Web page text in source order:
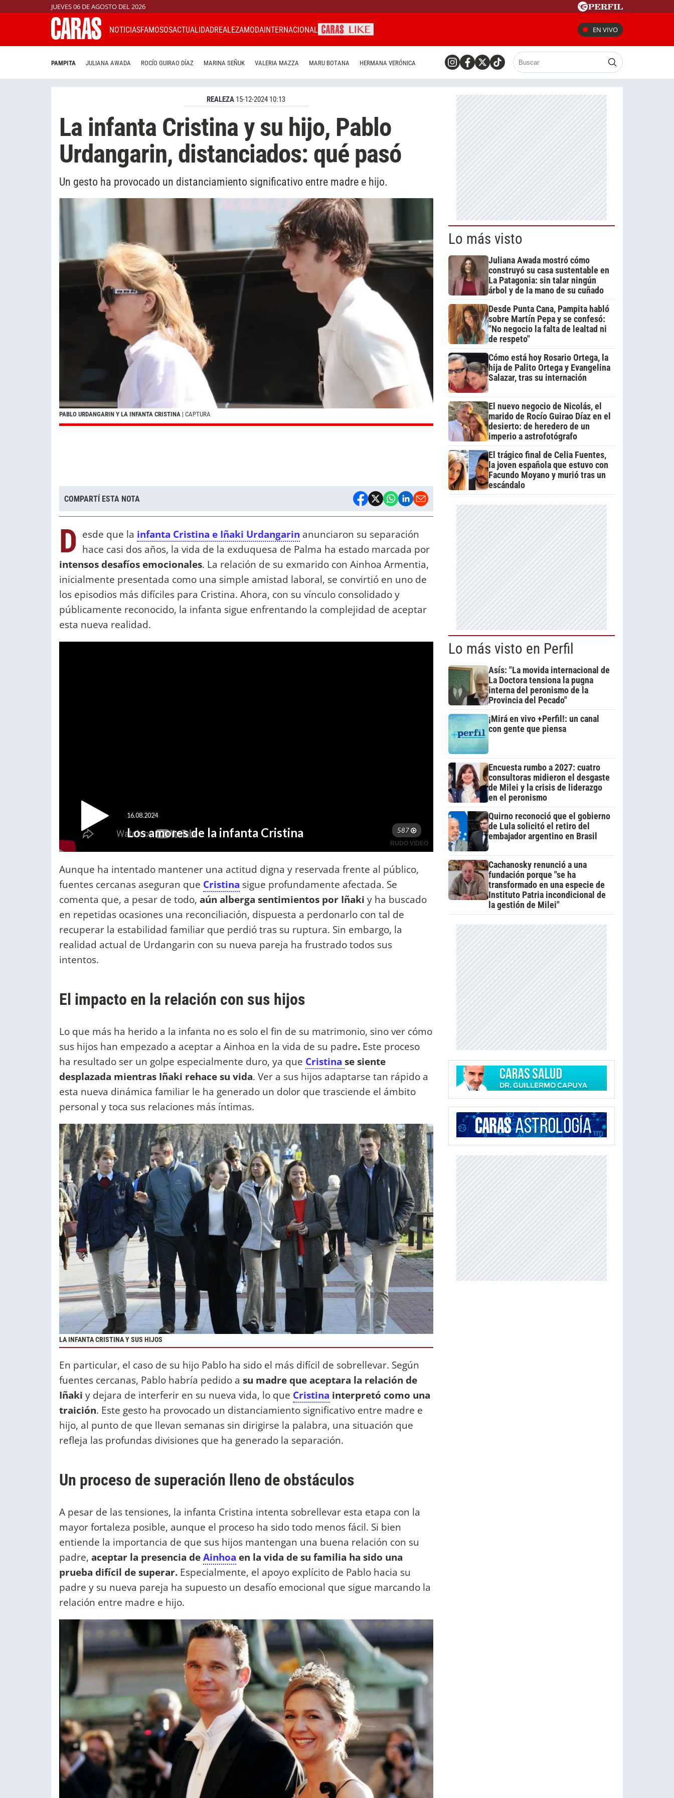
JUEVES 06 DE AGOSTO DEL 2026
NOTICIASFAMOSOSACTUALIDADREALEZAMODAINTERNACIONAL EN VIVO
PAMPITA JULIANA AWADA ROCÍO GUIRAO DÍAZ MARINA SEÑUK VALERIA MAZZA MARU BOTANA HERMANA VERÓNICA
REALEZA 15-12-2024 10:13
La infanta Cristina y su hijo, Pablo
Urdangarin, distanciados: qué pasó
Un gesto ha provocado un distanciamiento significativo entre madre e hijo.
PABLO URDANGARIN Y LA INFANTA CRISTINA | CAPTURA
COMPARTÍ ESTA NOTA
D esde que la infanta Cristina e Iñaki Urdangarin anunciaron su separación
hace casi dos años, la vida de la exduquesa de Palma ha estado marcada por
intensos desafíos emocionales. La relación de su exmarido con Ainhoa Armentia,
inicialmente presentada como una simple amistad laboral, se convirtió en uno de
los episodios más difíciles para Cristina. Ahora, con su vínculo consolidado y
públicamente reconocido, la infanta sigue enfrentando la complejidad de aceptar
esta nueva realidad.
Aunque ha intentado mantener una actitud digna y reservada frente al público,
fuentes cercanas aseguran que Cristina sigue profundamente afectada. Se
comenta que, a pesar de todo, aún alberga sentimientos por Iñaki y ha buscado
en repetidas ocasiones una reconciliación, dispuesta a perdonarlo con tal de
recuperar la estabilidad familiar que perdió tras su ruptura. Sin embargo, la
realidad actual de Urdangarin con su nueva pareja ha frustrado todos sus
intentos.
El impacto en la relación con sus hijos
Lo que más ha herido a la infanta no es solo el fin de su matrimonio, sino ver cómo
sus hijos han empezado a aceptar a Ainhoa en la vida de su padre. Este proceso
ha resultado ser un golpe especialmente duro, ya que Cristina se siente
desplazada mientras Iñaki rehace su vida. Ver a sus hijos adaptarse tan rápido a
esta nueva dinámica familiar le ha generado un dolor que trasciende el ámbito
personal y toca sus relaciones más íntimas.
LA INFANTA CRISTINA Y SUS HIJOS
En particular, el caso de su hijo Pablo ha sido el más difícil de sobrellevar. Según
fuentes cercanas, Pablo habría pedido a su madre que aceptara la relación de
Iñaki y dejara de interferir en su nueva vida, lo que Cristina interpretó como una
traición. Este gesto ha provocado un distanciamiento significativo entre madre e
hijo, al punto de que llevan semanas sin dirigirse la palabra, una situación que
refleja las profundas divisiones que ha generado la separación.
Un proceso de superación lleno de obstáculos
A pesar de las tensiones, la infanta Cristina intenta sobrellevar esta etapa con la
mayor fortaleza posible, aunque el proceso ha sido todo menos fácil. Si bien
entiende la importancia de que sus hijos mantengan una buena relación con su
padre, aceptar la presencia deAinhoa en la vida de su familia ha sido una
prueba difícil de superar. Especialmente, el apoyo explícito de Pablo hacia su
padre y su nueva pareja ha supuesto un desafío emocional que sigue marcando la
relación entre madre e hijo.
Lo más visto
Juliana Awada mostró cómo
construyó su casa sustentable en
La Patagonia: sin talar ningún
árbol y de la mano de su cuñado
Desde Punta Cana, Pampita habló
sobre Martín Pepa y se confesó:
"No negocio la falta de lealtad ni
de respeto"
Cómo está hoy Rosario Ortega, la
hija de Palito Ortega y Evangelina
Salazar, tras su internación
El nuevo negocio de Nicolás, el
marido de Rocío Guirao Díaz en el
desierto: de heredero de un
imperio a astrofotógrafo
El trágico final de Celia Fuentes,
la joven española que estuvo con
Facundo Moyano y murió tras un
escándalo
Lo más visto en Perfil
Asís: "La movida internacional de
La Doctora tensiona la pugna
interna del peronismo de la
Provincia del Pecado"
¡Mirá en vivo +Perfil!: un canal
con gente que piensa
Encuesta rumbo a 2027: cuatro
consultoras midieron el desgaste
de Milei y la crisis de liderazgo
en el peronismo
Quirno reconoció que el gobierno
de Lula solicitó el retiro del
embajador argentino en Brasil
Cachanosky renunció a una
fundación porque "se ha
transformado en una especie de
Instituto Patria incondicional de
la gestión de Milei"